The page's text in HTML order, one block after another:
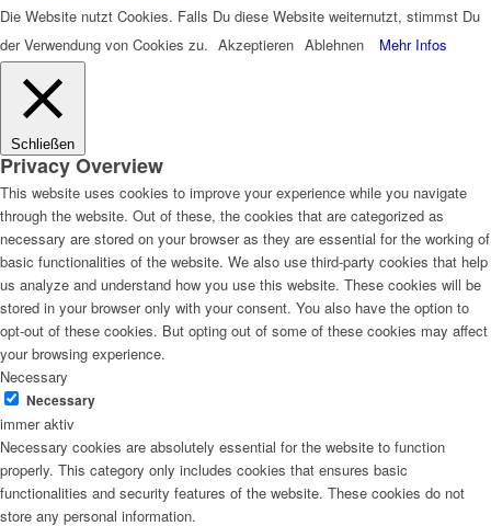
Die Website nutzt Cookies. Falls Du diese Website weiternutzt, stimmst Du
der Verwendung von Cookies zu. Akzeptieren Ablehnen Mehr Infos
Schließen
Privacy Overview
This website uses cookies to improve your experience while you navigate
through the website. Out of these, the cookies that are categorized as
necessary are stored on your browser as they are essential for the working of
basic functionalities of the website. We also use third-party cookies that help
us analyze and understand how you use this website. These cookies will be
stored in your browser only with your consent. You also have the option to
opt-out of these cookies. But opting out of some of these cookies may affect
your browsing experience.
Necessary
Necessary
immer aktiv
Necessary cookies are absolutely essential for the website to function
properly. This category only includes cookies that ensures basic
functionalities and security features of the website. These cookies do not
store any personal information.